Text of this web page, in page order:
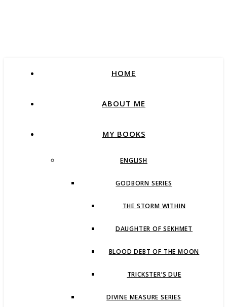
HOME
ABOUT ME
MY BOOKS
ENGLISH
GODBORN SERIES
THE STORM WITHIN
DAUGHTER OF SEKHMET
BLOOD DEBT OF THE MOON
TRICKSTER’S DUE
DIVINE MEASURE SERIES